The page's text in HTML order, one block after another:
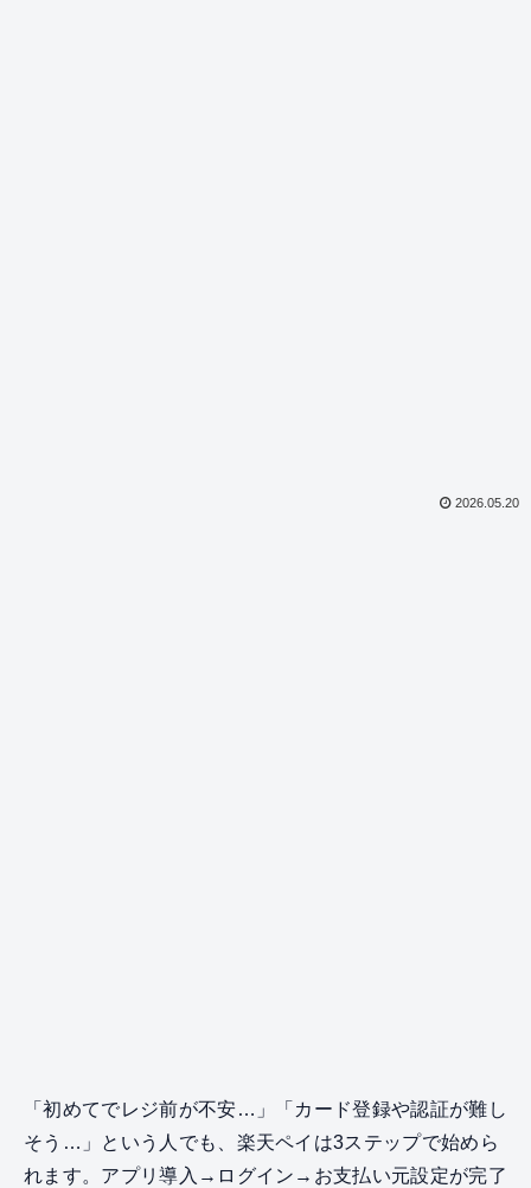
2026.05.20
「初めてでレジ前が不安…」「カード登録や認証が難し
そう…」という人でも、楽天ペイは3ステップで始めら
れます。アプリ導入→ログイン→お支払い元設定が完了